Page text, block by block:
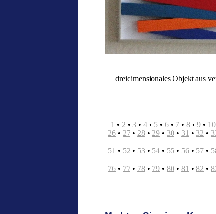
dreidimensionales Objekt aus
1 • 2 • 3 • 4 • 5 • 6 • 7 • 8 • 9 • 10
26 • 27 • 28 • 29 • 30 • 31 • 32 •
51 • 52 • 53 • 54 • 55 • 56 • 57 •
76 • 77 • 78 • 79 • 80 • 81 • 82 •